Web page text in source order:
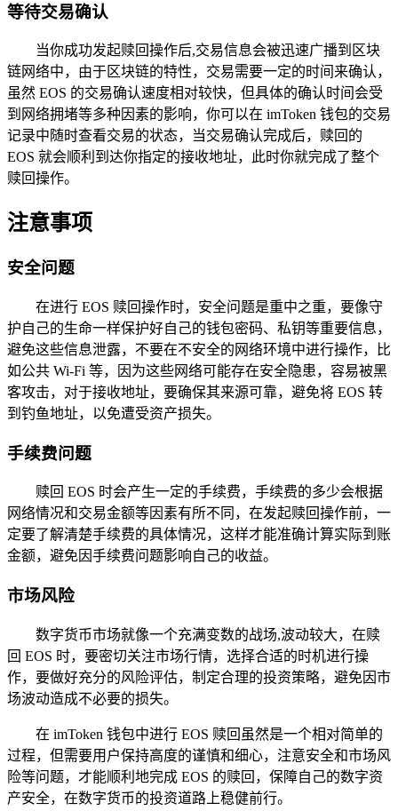
等待交易确认
当你成功发起赎回操作后,交易信息会被迅速广播到区块
链网络中，由于区块链的特性，交易需要一定的时间来确认，
虽然 EOS 的交易确认速度相对较快，但具体的确认时间会受
到网络拥堵等多种因素的影响，你可以在 imToken 钱包的交易
记录中随时查看交易的状态，当交易确认完成后，赎回的
EOS 就会顺利到达你指定的接收地址，此时你就完成了整个
赎回操作。
注意事项
安全问题
在进行 EOS 赎回操作时，安全问题是重中之重，要像守
护自己的生命一样保护好自己的钱包密码、私钥等重要信息，
避免这些信息泄露，不要在不安全的网络环境中进行操作，比
如公共 Wi-Fi 等，因为这些网络可能存在安全隐患，容易被黑
客攻击，对于接收地址，要确保其来源可靠，避免将 EOS 转
到钓鱼地址，以免遭受资产损失。
手续费问题
赎回 EOS 时会产生一定的手续费，手续费的多少会根据
网络情况和交易金额等因素有所不同，在发起赎回操作前，一
定要了解清楚手续费的具体情况，这样才能准确计算实际到账
金额，避免因手续费问题影响自己的收益。
市场风险
数字货币市场就像一个充满变数的战场,波动较大，在赎
回 EOS 时，要密切关注市场行情，选择合适的时机进行操
作，要做好充分的风险评估，制定合理的投资策略，避免因市
场波动造成不必要的损失。
在 imToken 钱包中进行 EOS 赎回虽然是一个相对简单的
过程，但需要用户保持高度的谨慎和细心，注意安全和市场风
险等问题，才能顺利地完成 EOS 的赎回，保障自己的数字资
产安全，在数字货币的投资道路上稳健前行。